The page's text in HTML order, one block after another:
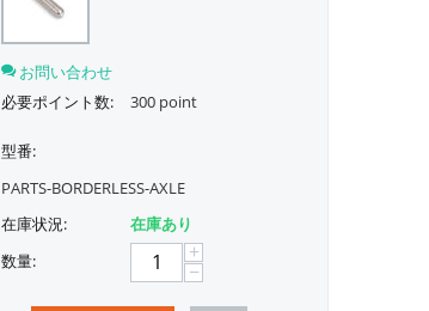
お問い合わせ
必要ポイント数:
300 point
型番:
PARTS-BORDERLESS-AXLE
在庫状況:
在庫あり
数量:
+
−